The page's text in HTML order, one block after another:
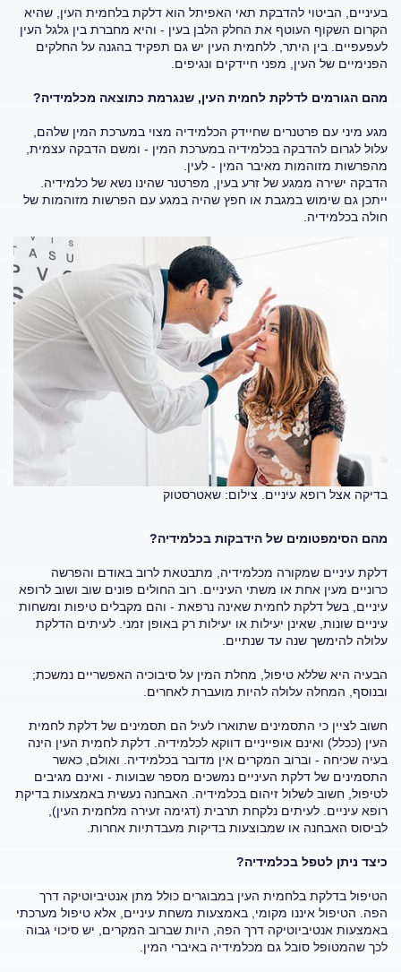
בעיניים, הביטוי להדבקת תאי האפיתל הוא דלקת בלחמית העין, שהיא
הקרום השקוף העוטף את החלק הלבן בעין - והיא מחברת בין גלגל העין
לעפעפיים. בין היתר, ללחמית העין יש גם תפקיד בהגנה על החלקים
הפנימיים של העין, מפני חיידקים ונגיפים.
מהם הגורמים לדלקת לחמית העין, שנגרמת כתוצאה מכלמידיה?
מגע מיני עם פרטנרים שחיידק הכלמידיה מצוי במערכת המין שלהם,
עלול לגרום להדבקה בכלמידיה במערכת המין - ומשם הדבקה עצמית,
מהפרשות מזוהמות מאיבר המין - לעין.
הדבקה ישירה ממגע של זרע בעין, מפרטנר שהינו נשא של כלמידיה.
ייתכן גם שימוש במגבת או חפץ שהיה במגע עם הפרשות מזוהמות של
חולה בכלמידיה.
בדיקה אצל רופא עיניים. צילום: שאטרסטוק
מהם הסימפטומים של הידבקות בכלמידיה?
דלקת עיניים שמקורה מכלמידיה, מתבטאת לרוב באודם והפרשה
כרוניים מעין אחת או משתי העיניים. רוב החולים פונים שוב ושוב לרופא
עיניים, בשל דלקת לחמית שאינה נרפאת - והם מקבלים טיפות ומשחות
עיניים שונות, שאינן יעילות או יעילות רק באופן זמני. לעיתים הדלקת
עלולה להימשך שנה עד שנתיים.
הבעיה היא שללא טיפול, מחלת המין על סיבוכיה האפשריים נמשכת;
ובנוסף, המחלה עלולה להיות מועברת לאחרים.
חשוב לציין כי התסמינים שתוארו לעיל הם תסמינים של דלקת לחמית
העין (ככלל) ואינם אופייניים דווקא לכלמידיה. דלקת לחמית העין הינה
בעיה שכיחה - וברוב המקרים אין מדובר בכלמידיה. ואולם, כאשר
התסמינים של דלקת העיניים נמשכים מספר שבועות - ואינם מגיבים
לטיפול, חשוב לשלול זיהום בכלמידיה. האבחנה נעשית באמצעות בדיקת
רופא עיניים. לעיתים נלקחת תרבית (דגימה זעירה מלחמית העין),
לביסוס האבחנה או שמבוצעות בדיקות מעבדתיות אחרות.
כיצד ניתן לטפל בכלמידיה?
הטיפול בדלקת בלחמית העין במבוגרים כולל מתן אנטיביוטיקה דרך
הפה. הטיפול איננו מקומי, באמצעות משחת עיניים, אלא טיפול מערכתי
באמצעות אנטיביוטיקה דרך הפה, היות שברוב המקרים, יש סיכוי גבוה
לכך שהמטופל סובל גם מכלמידיה באיברי המין.